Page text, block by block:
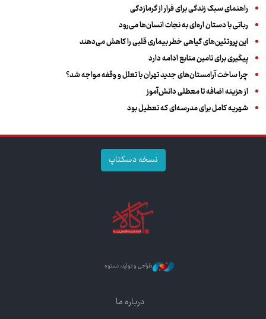
راهنمای سبک زندگی برای فرار از گرمازدگی
رباتی با دستان اره‌ای به نجات انسان‌ها می‌رود
این پروتئین‌های گیاهی خطر بیماری قلبی را کاهش می‌دهند
پیگیری برای تامین منابع ادامه دارد
چرا ساخت آرامستان‌های جدید تهران با تعلل و وقفه مواجه شد؟
از هزینه اضافه تا معطلی دانش‌آموز
شهریه کامل برای مدرسه‌ای که تعطیل بود
نسخه دسکتاپ
طراحی و تولید: نستوه
درباره ما